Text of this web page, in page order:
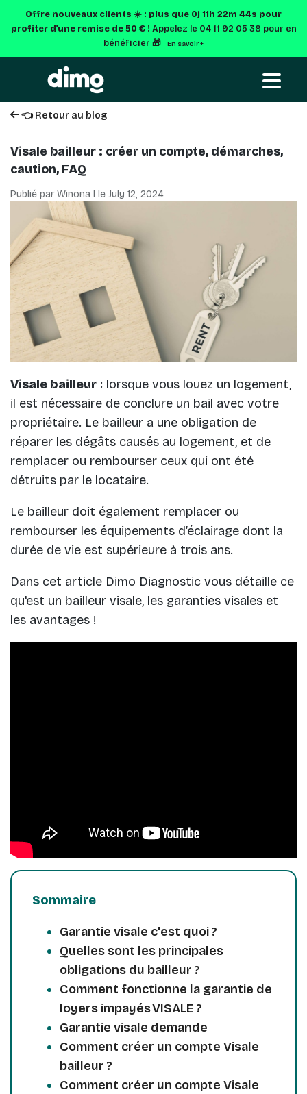
Offre nouveaux clients ☀️ : plus que 0j 11h 22m 43s pour
profiter d'une remise de 50 € ! Appelez le 04 11 92 05 38 pour en
bénéficier 🎁
En savoir +
👈 Retour au blog
Visale bailleur : créer un compte, démarches,
caution, FAQ
Publié par Winona I le July 12, 2024
Visale bailleur : lorsque vous louez un logement,
il est nécessaire de conclure un bail avec votre
propriétaire. Le bailleur a une obligation de
réparer les dégâts causés au logement, et de
remplacer ou rembourser ceux qui ont été
détruits par le locataire.
Le bailleur doit également remplacer ou
rembourser les équipements d’éclairage dont la
durée de vie est supérieure à trois ans.
Dans cet article Dimo Diagnostic vous détaille ce
qu'est un bailleur visale, les garanties visales et
les avantages !
Sommaire
Garantie visale c'est quoi ?
Quelles sont les principales
obligations du bailleur ?
Comment fonctionne la garantie de
loyers impayés VISALE ?
Garantie visale demande
Comment créer un compte Visale
bailleur ?
Comment créer un compte Visale